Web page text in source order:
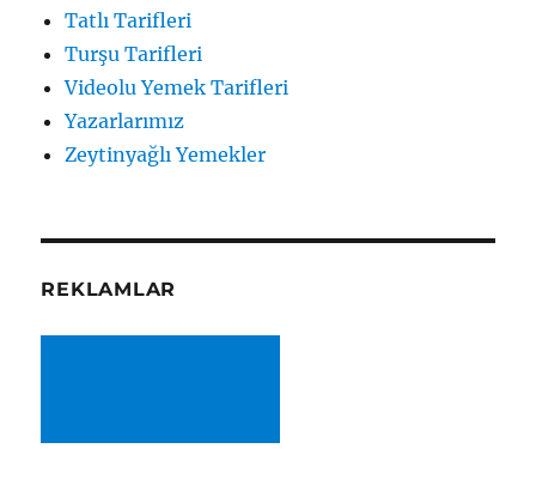
Tatlı Tarifleri
Turşu Tarifleri
Videolu Yemek Tarifleri
Yazarlarımız
Zeytinyağlı Yemekler
REKLAMLAR